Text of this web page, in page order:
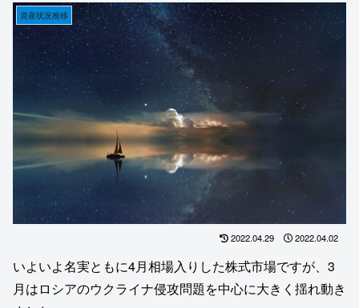
資産状況推移
2022.04.29 2022.04.02
いよいよ名実ともに4月相場入りした株式市場ですが、3
月はロシアのウクライナ侵攻問題を中心に大きく揺れ動き